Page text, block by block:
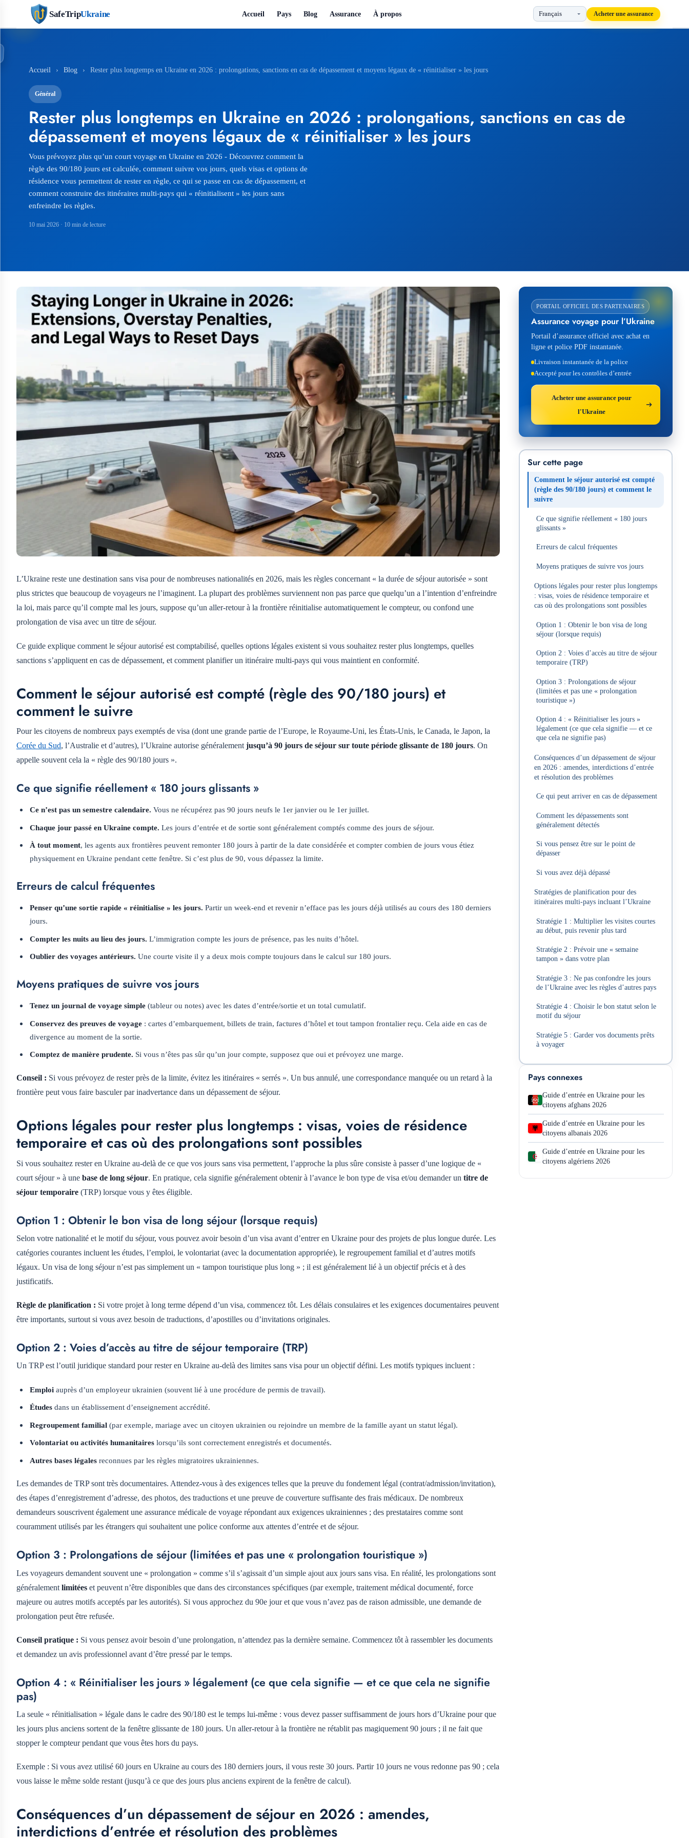
SafeTripUkraine Accueil Pays Blog Assurance À propos Acheter une assurance
Accueil › Blog › Rester plus longtemps en Ukraine en 2026 : prolongations, sanctions en cas de dépassement et moyens légaux de « réinitialiser » les jours
Général
Rester plus longtemps en Ukraine en 2026 : prolongations, sanctions en cas de
dépassement et moyens légaux de « réinitialiser » les jours
Vous prévoyez plus qu’un court voyage en Ukraine en 2026 - Découvrez comment la
règle des 90/180 jours est calculée, comment suivre vos jours, quels visas et options de
résidence vous permettent de rester en règle, ce qui se passe en cas de dépassement, et
comment construire des itinéraires multi-pays qui « réinitialisent » les jours sans
enfreindre les règles.
10 mai 2026 · 10 min de lecture
L’Ukraine reste une destination sans visa pour de nombreuses nationalités en 2026, mais les règles concernant « la durée de séjour autorisée » sont
plus strictes que beaucoup de voyageurs ne l’imaginent. La plupart des problèmes surviennent non pas parce que quelqu’un a l’intention d’enfreindre
la loi, mais parce qu’il compte mal les jours, suppose qu’un aller-retour à la frontière réinitialise automatiquement le compteur, ou confond une
prolongation de visa avec un titre de séjour.
Ce guide explique comment le séjour autorisé est comptabilisé, quelles options légales existent si vous souhaitez rester plus longtemps, quelles
sanctions s’appliquent en cas de dépassement, et comment planifier un itinéraire multi-pays qui vous maintient en conformité.
Comment le séjour autorisé est compté (règle des 90/180 jours) et
comment le suivre
Pour les citoyens de nombreux pays exemptés de visa (dont une grande partie de l’Europe, le Royaume-Uni, les États-Unis, le Canada, le Japon, la
Corée du Sud, l’Australie et d’autres), l’Ukraine autorise généralement jusqu’à 90 jours de séjour sur toute période glissante de 180 jours. On
appelle souvent cela la « règle des 90/180 jours ».
Ce que signifie réellement « 180 jours glissants »
Ce n’est pas un semestre calendaire. Vous ne récupérez pas 90 jours neufs le 1er janvier ou le 1er juillet.
Chaque jour passé en Ukraine compte. Les jours d’entrée et de sortie sont généralement comptés comme des jours de séjour.
À tout moment, les agents aux frontières peuvent remonter 180 jours à partir de la date considérée et compter combien de jours vous étiez
physiquement en Ukraine pendant cette fenêtre. Si c’est plus de 90, vous dépassez la limite.
Erreurs de calcul fréquentes
Penser qu’une sortie rapide « réinitialise » les jours. Partir un week-end et revenir n’efface pas les jours déjà utilisés au cours des 180 derniers
jours.
Compter les nuits au lieu des jours. L’immigration compte les jours de présence, pas les nuits d’hôtel.
Oublier des voyages antérieurs. Une courte visite il y a deux mois compte toujours dans le calcul sur 180 jours.
Moyens pratiques de suivre vos jours
Tenez un journal de voyage simple (tableur ou notes) avec les dates d’entrée/sortie et un total cumulatif.
Conservez des preuves de voyage : cartes d’embarquement, billets de train, factures d’hôtel et tout tampon frontalier reçu. Cela aide en cas de
divergence au moment de la sortie.
Comptez de manière prudente. Si vous n’êtes pas sûr qu’un jour compte, supposez que oui et prévoyez une marge.
Conseil : Si vous prévoyez de rester près de la limite, évitez les itinéraires « serrés ». Un bus annulé, une correspondance manquée ou un retard à la
frontière peut vous faire basculer par inadvertance dans un dépassement de séjour.
Options légales pour rester plus longtemps : visas, voies de résidence
temporaire et cas où des prolongations sont possibles
Si vous souhaitez rester en Ukraine au-delà de ce que vos jours sans visa permettent, l’approche la plus sûre consiste à passer d’une logique de «
court séjour » à une base de long séjour. En pratique, cela signifie généralement obtenir à l’avance le bon type de visa et/ou demander un titre de
séjour temporaire (TRP) lorsque vous y êtes éligible.
Option 1 : Obtenir le bon visa de long séjour (lorsque requis)
Selon votre nationalité et le motif du séjour, vous pouvez avoir besoin d’un visa avant d’entrer en Ukraine pour des projets de plus longue durée. Les
catégories courantes incluent les études, l’emploi, le volontariat (avec la documentation appropriée), le regroupement familial et d’autres motifs
légaux. Un visa de long séjour n’est pas simplement un « tampon touristique plus long » ; il est généralement lié à un objectif précis et à des
justificatifs.
Règle de planification : Si votre projet à long terme dépend d’un visa, commencez tôt. Les délais consulaires et les exigences documentaires peuvent
être importants, surtout si vous avez besoin de traductions, d’apostilles ou d’invitations originales.
Option 2 : Voies d’accès au titre de séjour temporaire (TRP)
Un TRP est l’outil juridique standard pour rester en Ukraine au-delà des limites sans visa pour un objectif défini. Les motifs typiques incluent :
Emploi auprès d’un employeur ukrainien (souvent lié à une procédure de permis de travail).
Études dans un établissement d’enseignement accrédité.
Regroupement familial (par exemple, mariage avec un citoyen ukrainien ou rejoindre un membre de la famille ayant un statut légal).
Volontariat ou activités humanitaires lorsqu’ils sont correctement enregistrés et documentés.
Autres bases légales reconnues par les règles migratoires ukrainiennes.
Les demandes de TRP sont très documentaires. Attendez-vous à des exigences telles que la preuve du fondement légal (contrat/admission/invitation),
des étapes d’enregistrement d’adresse, des photos, des traductions et une preuve de couverture suffisante des frais médicaux. De nombreux
demandeurs souscrivent également une assurance médicale de voyage répondant aux exigences ukrainiennes ; des prestataires comme sont
couramment utilisés par les étrangers qui souhaitent une police conforme aux attentes d’entrée et de séjour.
Option 3 : Prolongations de séjour (limitées et pas une « prolongation touristique »)
Les voyageurs demandent souvent une « prolongation » comme s’il s’agissait d’un simple ajout aux jours sans visa. En réalité, les prolongations sont
généralement limitées et peuvent n’être disponibles que dans des circonstances spécifiques (par exemple, traitement médical documenté, force
majeure ou autres motifs acceptés par les autorités). Si vous approchez du 90e jour et que vous n’avez pas de raison admissible, une demande de
prolongation peut être refusée.
Conseil pratique : Si vous pensez avoir besoin d’une prolongation, n’attendez pas la dernière semaine. Commencez tôt à rassembler les documents
et demandez un avis professionnel avant d’être pressé par le temps.
Option 4 : « Réinitialiser les jours » légalement (ce que cela signifie — et ce que cela ne signifie
pas)
La seule « réinitialisation » légale dans le cadre des 90/180 est le temps lui-même : vous devez passer suffisamment de jours hors d’Ukraine pour que
les jours plus anciens sortent de la fenêtre glissante de 180 jours. Un aller-retour à la frontière ne rétablit pas magiquement 90 jours ; il ne fait que
stopper le compteur pendant que vous êtes hors du pays.
Exemple : Si vous avez utilisé 60 jours en Ukraine au cours des 180 derniers jours, il vous reste 30 jours. Partir 10 jours ne vous redonne pas 90 ; cela
vous laisse le même solde restant (jusqu’à ce que des jours plus anciens expirent de la fenêtre de calcul).
Conséquences d’un dépassement de séjour en 2026 : amendes,
interdictions d’entrée et résolution des problèmes
PORTAIL OFFICIEL DES PARTENAIRES
Assurance voyage pour l’Ukraine
Portail d’assurance officiel avec achat en
ligne et police PDF instantanée.
Livraison instantanée de la police
Accepté pour les contrôles d’entrée
Acheter une assurance pour
l'Ukraine
Sur cette page
Comment le séjour autorisé est compté
(règle des 90/180 jours) et comment le
suivre
Ce que signifie réellement « 180 jours
glissants »
Erreurs de calcul fréquentes
Moyens pratiques de suivre vos jours
Options légales pour rester plus longtemps
: visas, voies de résidence temporaire et
cas où des prolongations sont possibles
Option 1 : Obtenir le bon visa de long
séjour (lorsque requis)
Option 2 : Voies d’accès au titre de séjour
temporaire (TRP)
Option 3 : Prolongations de séjour
(limitées et pas une « prolongation
touristique »)
Option 4 : « Réinitialiser les jours »
légalement (ce que cela signifie — et ce
que cela ne signifie pas)
Conséquences d’un dépassement de séjour
en 2026 : amendes, interdictions d’entrée
et résolution des problèmes
Ce qui peut arriver en cas de dépassement
Comment les dépassements sont
généralement détectés
Si vous pensez être sur le point de
dépasser
Si vous avez déjà dépassé
Stratégies de planification pour des
itinéraires multi-pays incluant l’Ukraine
Stratégie 1 : Multiplier les visites courtes
au début, puis revenir plus tard
Stratégie 2 : Prévoir une « semaine
tampon » dans votre plan
Stratégie 3 : Ne pas confondre les jours
de l’Ukraine avec les règles d’autres pays
Stratégie 4 : Choisir le bon statut selon le
motif du séjour
Stratégie 5 : Garder vos documents prêts
à voyager
Pays connexes
Guide d’entrée en Ukraine pour les
citoyens afghans 2026
Guide d’entrée en Ukraine pour les
citoyens albanais 2026
Guide d’entrée en Ukraine pour les
citoyens algériens 2026